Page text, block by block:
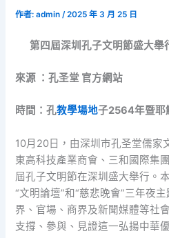
作者:admin/2025 年 3 月 25 日
第四屆深圳孔子文明節盛大舉
來源 ：孔圣堂 官方網站
時間：孔教學場地子2564年暨耶
10月20日，由深圳市孔圣堂儒家
東高科技產業商會、三和國際集
屆孔子文明節在深圳盛大舉行。
“文明論壇”和“慈悲晚會”三年夜
界、官場、商界及新聞媒體等社
支撐、參與、見證這一弘揚中華